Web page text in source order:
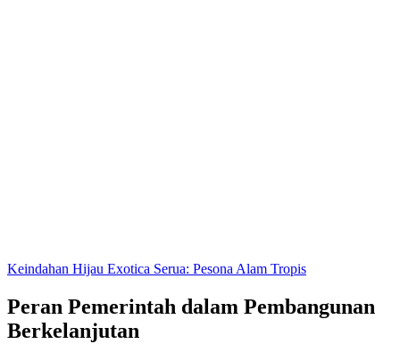
Keindahan Hijau Exotica Serua: Pesona Alam Tropis
Peran Pemerintah dalam Pembangunan
Berkelanjutan